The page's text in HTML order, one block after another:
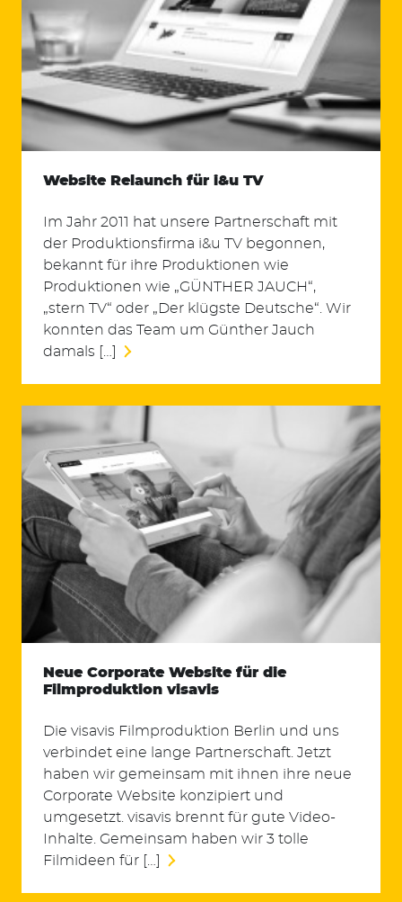
Website Relaunch für i&u TV
Im Jahr 2011 hat unsere Partnerschaft mit
der Produktionsfirma i&u TV begonnen,
bekannt für ihre Produktionen wie
Produktionen wie „GÜNTHER JAUCH“,
„stern TV“ oder „Der klügste Deutsche“. Wir
konnten das Team um Günther Jauch
damals […]
Neue Corporate Website für die
Filmproduktion visavis
Die visavis Filmproduktion Berlin und uns
verbindet eine lange Partnerschaft. Jetzt
haben wir gemeinsam mit ihnen ihre neue
Corporate Website konzipiert und
umgesetzt. visavis brennt für gute Video-
Inhalte. Gemeinsam haben wir 3 tolle
Filmideen für […]